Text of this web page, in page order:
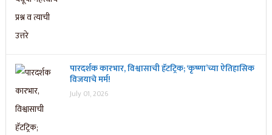
पारदर्शक कारभार, विश्वासाची हॅटट्रिक; ‘कृष्णा’च्या ऐतिहासिक
विजयाचे मर्म!
July 01, 2026